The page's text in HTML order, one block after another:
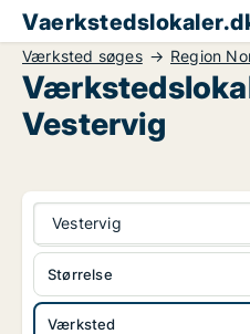
Værksted søges Region
Vestervig
Vestervig
Værksted
Størrelse